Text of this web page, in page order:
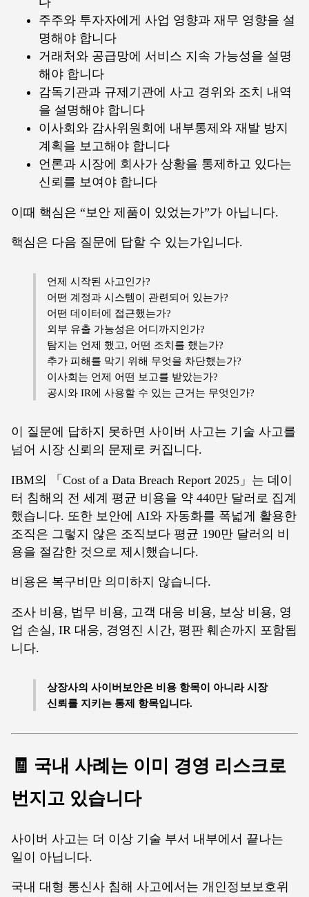
주주와 투자자에게 사업 영향과 재무 영향을 설
명해야 합니다
거래처와 공급망에 서비스 지속 가능성을 설명
해야 합니다
감독기관과 규제기관에 사고 경위와 조치 내역
을 설명해야 합니다
이사회와 감사위원회에 내부통제와 재발 방지
계획을 보고해야 합니다
언론과 시장에 회사가 상황을 통제하고 있다는
신뢰를 보여야 합니다
이때 핵심은 “보안 제품이 있었는가”가 아닙니다.
핵심은 다음 질문에 답할 수 있는가입니다.
언제 시작된 사고인가?
어떤 계정과 시스템이 관련되어 있는가?
어떤 데이터에 접근했는가?
외부 유출 가능성은 어디까지인가?
탐지는 언제 했고, 어떤 조치를 했는가?
추가 피해를 막기 위해 무엇을 차단했는가?
이사회는 언제 어떤 보고를 받았는가?
공시와 IR에 사용할 수 있는 근거는 무엇인가?
이 질문에 답하지 못하면 사이버 사고는 기술 사고를
넘어 시장 신뢰의 문제로 커집니다.
IBM의 「Cost of a Data Breach Report 2025」는 데이
터 침해의 전 세계 평균 비용을 약 440만 달러로 집계
했습니다. 또한 보안에 AI와 자동화를 폭넓게 활용한
조직은 그렇지 않은 조직보다 평균 190만 달러의 비
용을 절감한 것으로 제시했습니다.
비용은 복구비만 의미하지 않습니다.
조사 비용, 법무 비용, 고객 대응 비용, 보상 비용, 영
업 손실, IR 대응, 경영진 시간, 평판 훼손까지 포함됩
니다.
상장사의 사이버보안은 비용 항목이 아니라 시장
신뢰를 지키는 통제 항목입니다.
🧾 국내 사례는 이미 경영 리스크로
번지고 있습니다
사이버 사고는 더 이상 기술 부서 내부에서 끝나는
일이 아닙니다.
국내 대형 통신사 침해 사고에서는 개인정보보호위